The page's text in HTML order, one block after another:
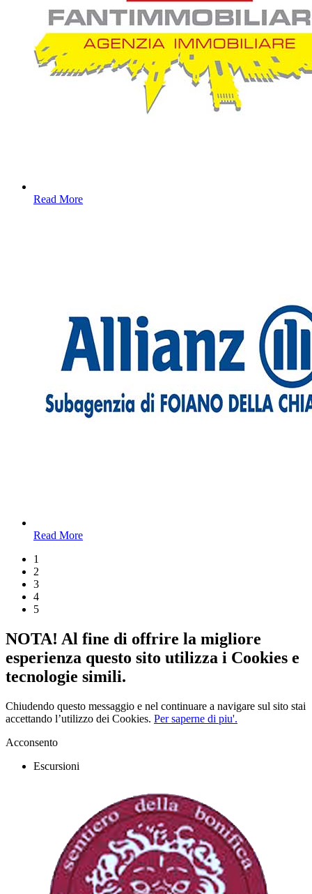
Read More
Read More
1
2
3
4
5
NOTA! Al fine di offrire la migliore
esperienza questo sito utilizza i Cookies e
tecnologie simili.
Chiudendo questo messaggio e nel continuare a navigare sul sito stai
accettando l’utilizzo dei Cookies. Per saperne di piu'.
Acconsento
Escursioni